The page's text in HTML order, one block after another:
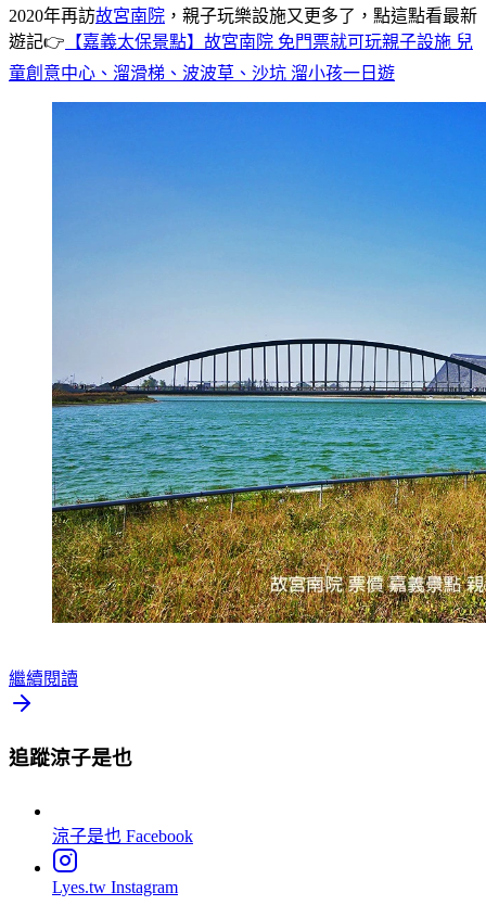
2020年再訪故宮南院 ，親子玩樂設施又更多了，點這點看最新
遊記👉 【嘉義太保景點】故宮南院 免門票就可玩親子設施 兒
童創意中心、溜滑梯、波波草、沙坑 溜小孩一日遊
繼續閱讀
追蹤涼子是也
涼子是也 Facebook
Lyes.tw Instagram